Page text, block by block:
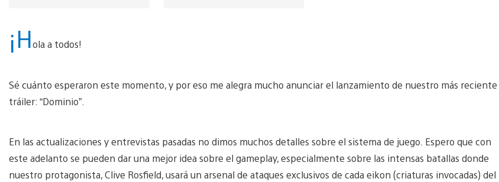
¡Hola a todos!
Sé cuánto esperaron este momento, y por eso me alegra mucho anunciar el lanzamiento de nuestro más reciente
tráiler: “Dominio”.
En las actualizaciones y entrevistas pasadas no dimos muchos detalles sobre el sistema de juego. Espero que con
este adelanto se pueden dar una mejor idea sobre el gameplay, especialmente sobre las intensas batallas donde
nuestro protagonista, Clive Rosfield, usará un arsenal de ataques exclusivos de cada eikon (criaturas invocadas) del